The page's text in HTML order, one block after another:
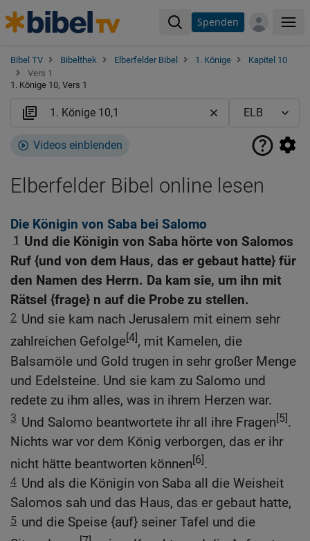
Spenden
Bibel TV Bibelthek Elberfelder Bibel 1. Könige
Kapitel 10
Vers 1
1. Könige 10, Vers 1
Videos einblenden
Elberfelder Bibel online lesen
Die Königin von Saba bei Salomo
1
Und die Königin von Saba hörte von Salomos
Ruf {und von dem Haus, das er gebaut hatte} für
den Namen des Herrn. Da kam sie, um ihn mit
Rätsel {frage} n auf die Probe zu stellen.
2 Und sie kam nach Jerusalem mit einem sehr
zahlreichen Gefolge[4], mit Kamelen, die
Balsamöle und Gold trugen in sehr großer Menge
und Edelsteine. Und sie kam zu Salomo und
redete zu ihm alles, was in ihrem Herzen war.
3 Und Salomo beantwortete ihr all ihre Fragen[5].
Nichts war vor dem König verborgen, das er ihr
nicht hätte beantworten können[6].
4 Und als die Königin von Saba all die Weisheit
Salomos sah und das Haus, das er gebaut hatte,
5 und die Speise {auf} seiner Tafel und die